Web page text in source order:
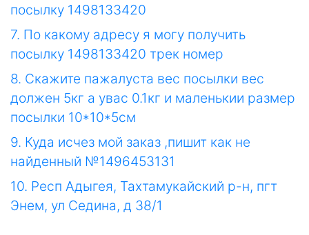
посылку 1498133420
7. По какому адресу я могу получить
посылку 1498133420 трек номер
8. Скажите пажалуста вес посылки вес
должен 5кг а увас 0.1кг и маленькии размер
посылки 10*10*5см
9. Куда исчез мой заказ ,пишит как не
найденный №1496453131
10. Респ Адыгея, Тахтамукайский р-н, пгт
Энем, ул Седина, д 38/1